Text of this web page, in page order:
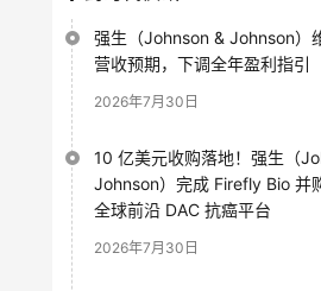
强生（Johnson & Johnson）
营收预期，下调全年盈利指引
2026年7月30日
10 亿美元收购落地！强生（
Johnson）完成 Firefly Bio 并
全球前沿 DAC 抗癌平台
2026年7月30日